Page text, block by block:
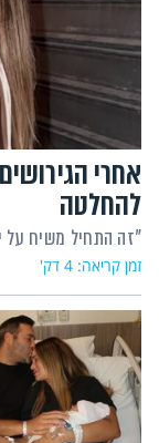
אחרי
להחלטה
"זה התחיל משיח על
זמן קריאה: 4 דק'